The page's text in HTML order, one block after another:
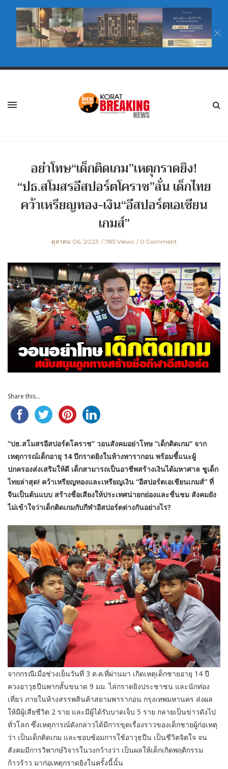
อย่าโทษ“เด็กติดเกม”เหตุกราดยิง!
“ปธ.สโมสรอีสปอร์ตโคราช”ลั่น เด็กไทย
คว้าเหรียญทอง-เงิน“อีสปอร์ตเอเชียน
เกมส์”
ตุลาคม 06, 2023 785 Views 0 Comment
Share this...
“ปธ.สโมสรอีสปอร์ตโคราช” วอนสังคมอย่าโทษ “เด็กติดเกม” จาก
เหตุการณ์เด็กอายุ 14 ปีกราดยิงในห้างพารากอน พร้อมชี้แนะผู้
ปกครองส่งเสริมให้ดี เด็กสามารถเป็นอาชีพสร้างเงินได้มหาศาล ชูเด็ก
ไทยล่าสุด! คว้าเหรียญทองและเหรียญเงิน “อีสปอร์ตเอเชียนเกมส์” ที่
จีนเป็นต้นแบบ สร้างชื่อเสียงให้ประเทศน่ายกย่องและชื่นชม สังคมยัง
ไม่เข้าใจว่าเด็กติดเกมกับกีฬาอีสปอร์ตต่างกันอย่างไร?
จากกรณีเมื่อช่วงเย็นวันที่ 3 ต.ค.ที่ผ่านมา เกิดเหตุเด็กชายอายุ 14 ปี
ควงอาวุธปืนพากสั้นขนาด 9 มม. ไล่กราดยิงประชาชน และนักท่อง
เที่ยว ภายในห้างสรรพสินค้าสยามพารากอน กรุงเทพมหานคร ส่งผล
ให้มีผู้เสียชีวิต 2 ราย และมีผู้ได้รับบาดเจ็บ 5 ราย กลายเป็นข่าวดังไป
ทั่วโลก ซึ่งเหตุการณ์ดังกล่าวได้มีการขุดเรื่องราวของเด็กชายผู้ก่อเหตุ
ว่า เป็นเด็กติดเกม และชอบซ้อมการใช้อาวุธปืน เป็นชีวิตจิตใจ จน
สังคมมีการวิพากษ์วิจารในวงกว้างว่า เป็นผลให้เด็กเกิดพฤติกรรม
ก้าวร้าว มาก่อเหตุกราดยิงในครั้งนี้นั้น